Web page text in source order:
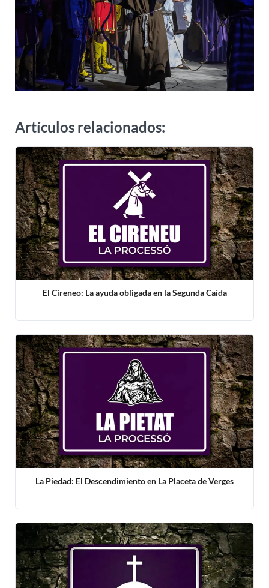
Artículos relacionados:
El Cireneo: La ayuda obligada en la Segunda Caída
La Piedad: El Descendimiento en La Placeta de Verges